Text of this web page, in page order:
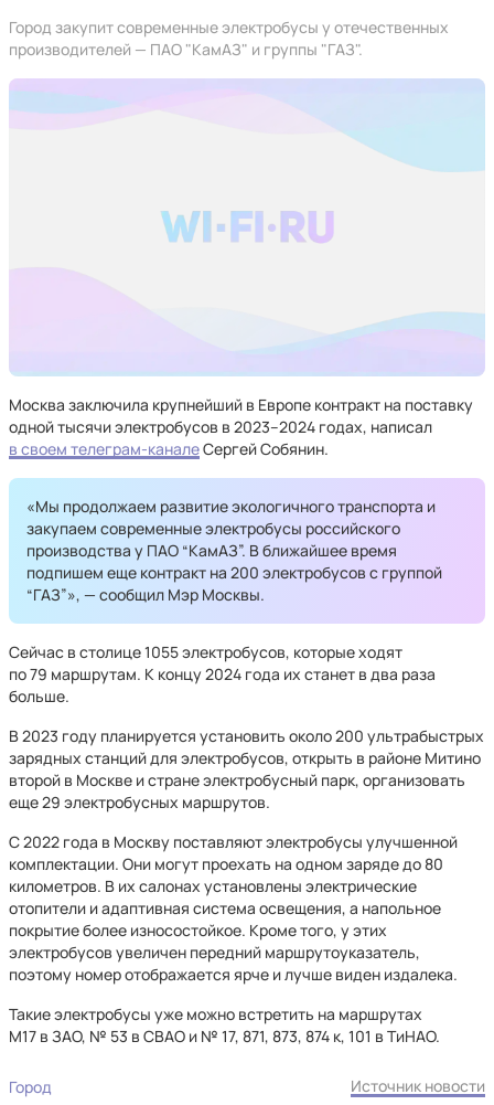
Город закупит современные электробусы у отечественных
производителей — ПАО "КамАЗ" и группы "ГАЗ".
Москва заключила крупнейший в Европе контракт на поставку
одной тысячи электробусов в 2023–2024 годах, написал
в своем телеграм-каналеСергей Собянин.
«Мы продолжаем развитие экологичного транспорта и
закупаем современные электробусы российского
производства у ПАО “КамАЗ”. В ближайшее время
подпишем еще контракт на 200 электробусов с группой
“ГАЗ”», — сообщил Мэр Москвы.
Сейчас в столице 1055 электробусов, которые ходят
по 79 маршрутам. К концу 2024 года их станет в два раза
больше.
В 2023 году планируется установить около 200 ультрабыстрых
зарядных станций для электробусов, открыть в районе Митино
второй в Москве и стране электробусный парк, организовать
еще 29 электробусных маршрутов.
С 2022 года в Москву поставляют электробусы улучшенной
комплектации. Они могут проехать на одном заряде до 80
километров. В их салонах установлены электрические
отопители и адаптивная система освещения, а напольное
покрытие более износостойкое. Кроме того, у этих
электробусов увеличен передний маршрутоуказатель,
поэтому номер отображается ярче и лучше виден издалека.
Такие электробусы уже можно встретить на маршрутах
М17 в ЗАО, № 53 в СВАО и № 17, 871, 873, 874 к, 101 в ТиНАО.
Город Источник новости